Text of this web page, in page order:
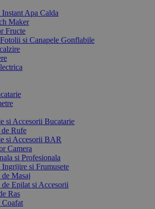
Apa Calda
Maker
Fructe
si Canapele Gonflabile
si Accesorii Bucatarie
Rufe
si Accesorii BAR
Camera
si Profesionala
Ingrijire si Frumusete
Masaj
de Epilat si Accesorii
Ras
Coafat